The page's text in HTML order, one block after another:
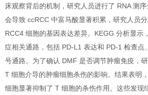
床观察背后的机制，研究人员进行了 RNA 测
会导致 ccRCC 中富马酸显著积累，研究人员
RCC4 细胞的基因表达差异。KEGG 分析显示
症相关通路，包括 PD-L1 表达和 PD-1 检查点
号通路。为了确认 DMF 是否调节肿瘤免疫，
T 细胞介导的肿瘤细胞杀伤的影响。结果表明
细胞显著抑制了 T 细胞的杀伤作用。这些发现